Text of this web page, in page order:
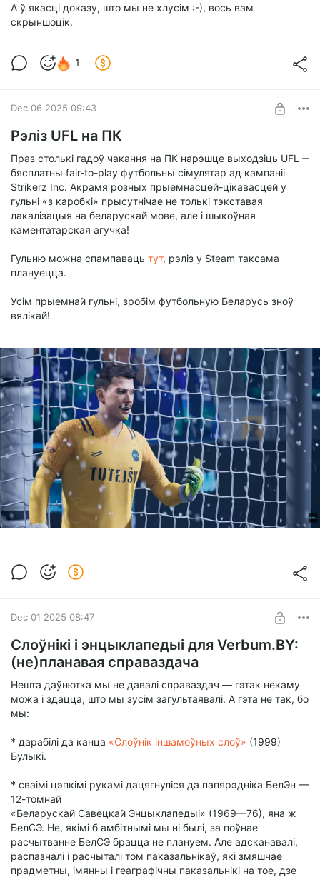
А ў якасці доказу, што мы не хлусім :-), вось вам
скрыншоцік.
1
Dec 06 2025 09:43
Рэліз UFL на ПК
Праз столькі гадоў чакання на ПК нарэшце выходзіць UFL ‒
бясплатны fair-to-play футбольны сімулятар ад кампаніі
Strikerz Inc. Акрамя розных прыемнасцей-цікавасцей у
гульні «з каробкі» прысутнічае не толькі тэкставая
лакалізацыя на беларускай мове, але і шыкоўная
каментатарская агучка!
Гульню можна спампаваць тут, рэліз у Steam таксама
плануецца.
Усім прыемнай гульні, зробім футбольную Беларусь зноў
вялікай!
Dec 01 2025 08:47
Слоўнікі і энцыклапедыі для Verbum.BY:
(не)планавая справаздача
Нешта даўнютка мы не давалі справаздач — гэтак некаму
можа і здацца, што мы зусім загультаявалі. А гэта не так, бо
мы:
* дарабілі да канца «Слоўнік іншамоўных слоў» (1999)
Булыкі.
* сваімі цэпкімі рукамі дацягнуліся да папярэдніка БелЭн —
12-томнай
«Беларускай Савецкай Энцыклапедыі» (1969—76), яна ж
БелСЭ. Не, якімі б амбітнымі мы ні былі, за поўнае
расчытванне БелСЭ брацца не плануем. Але адсканавалі,
распазналі і расчыталі том паказальнікаў, які змяшчае
прадметны, імянны і геаграфічны паказальнікі на тое, дзе